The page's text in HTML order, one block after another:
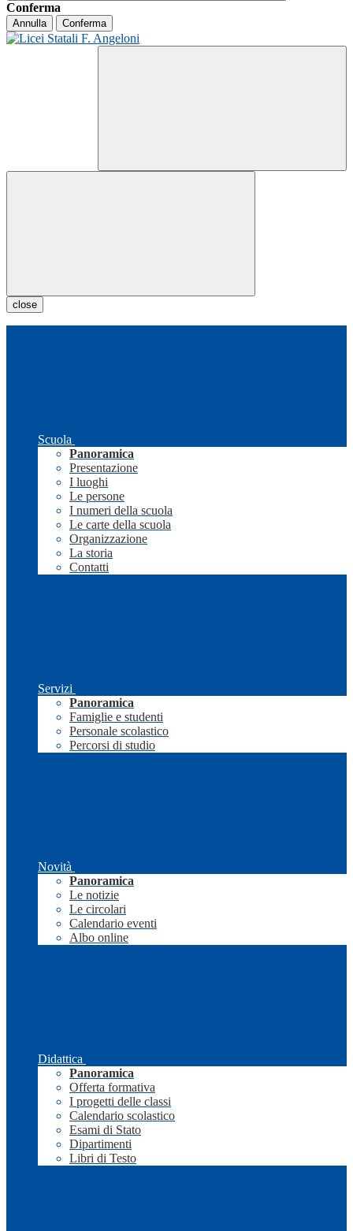
Conferma
Annulla Conferma
close
Scuola
Panoramica
Presentazione
I luoghi
Le persone
I numeri della scuola
Le carte della scuola
Organizzazione
La storia
Contatti
Servizi
Panoramica
Famiglie e studenti
Personale scolastico
Percorsi di studio
Novità
Panoramica
Le notizie
Le circolari
Calendario eventi
Albo online
Didattica
Panoramica
Offerta formativa
I progetti delle classi
Calendario scolastico
Esami di Stato
Dipartimenti
Libri di Testo